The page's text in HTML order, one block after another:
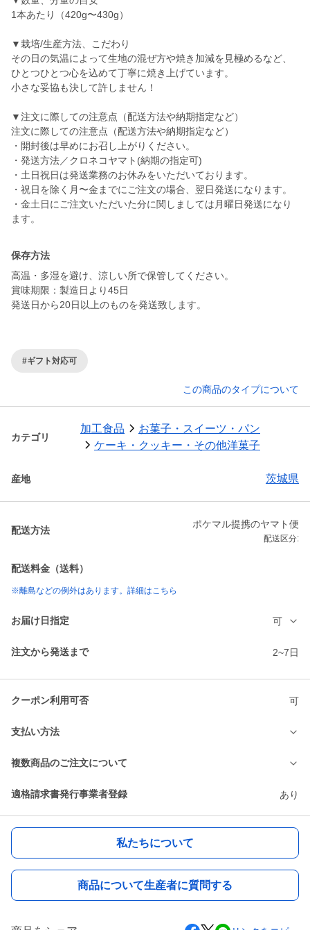
1本あたり（420g〜430g）
▼栽培/生産方法、こだわり
その日の気温によって生地の混ぜ方や焼き加減を見極めるなど、
ひとつひとつ心を込めて丁寧に焼き上げています。
小さな妥協も決して許しません！
▼注文に際しての注意点（配送方法や納期指定など）
注文に際しての注意点（配送方法や納期指定など）
・開封後は早めにお召し上がりください。
・発送方法／クロネコヤマト(納期の指定可)
・土日祝日は発送業務のお休みをいただいております。
・祝日を除く月〜金までにご注文の場合、翌日発送になります。
・金土日にご注文いただいた分に関しましては月曜日発送になり
ます。
保存方法
高温・多湿を避け、涼しい所で保管してください。
賞味期限：製造日より45日
発送日から20日以上のものを発送致します。
#ギフト対応可
この商品のタイプについて
カテゴリ
加工食品
お菓子・スイーツ・パン
ケーキ・クッキー・その他洋菓子
産地 茨城県
配送方法
ポケマル提携のヤマト便
配送区分:
配送料金（送料）
※離島などの例外はあります。詳細はこちら
お届け日指定 可
注文から発送まで 2~7日
クーポン利用可否 可
支払い方法
複数商品のご注文について
適格請求書発行事業者登録 あり
私たちについて
商品について生産者に質問する